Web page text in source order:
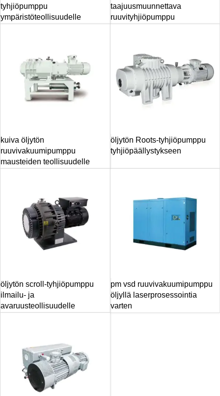
tyhjiöpumppu
ympäristöteollisuudelle
taajuusmuunnettava
ruuvityhjiöpumppu
kuiva öljytön
ruuvivakuumipumppu
mausteiden teollisuudelle
öljytön Roots-tyhjiöpumppu
tyhjiöpäällystykseen
öljytön scroll-tyhjiöpumppu
ilmailu- ja
avaruusteollisuudelle
pm vsd ruuvivakuumipumppu
öljyllä laserprosessointia
varten